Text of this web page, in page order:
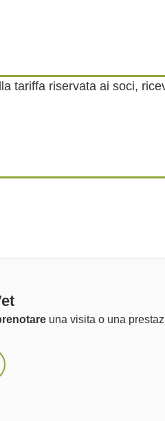
tariffa riservata ai soci,
una visita o una